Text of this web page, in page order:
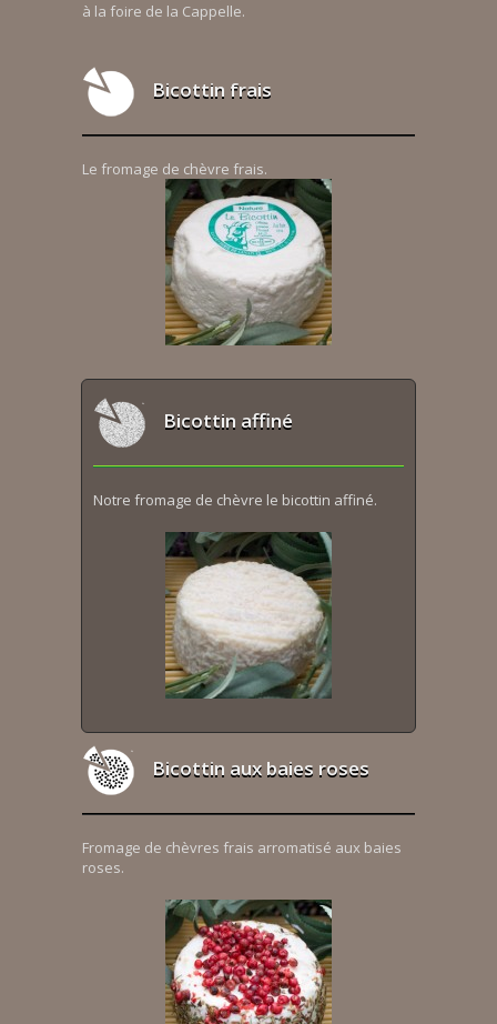
à la foire de la Cappelle.
Bicottin frais
Le fromage de chèvre frais.
Bicottin affiné
Notre fromage de chèvre le bicottin affiné.
Bicottin aux baies roses
Fromage de chèvres frais arromatisé aux baies
roses.